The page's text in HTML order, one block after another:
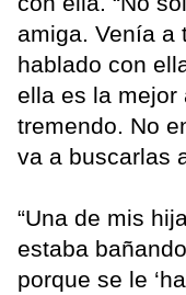
amiga. Venía a
hablado con
ella es la mejor
tremendo. No
va a buscarlas
“Una de mis
estaba
porque se le